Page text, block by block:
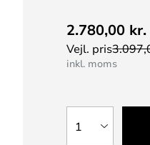
2.780,00 kr.
Vejl. pris
inkl. moms
1